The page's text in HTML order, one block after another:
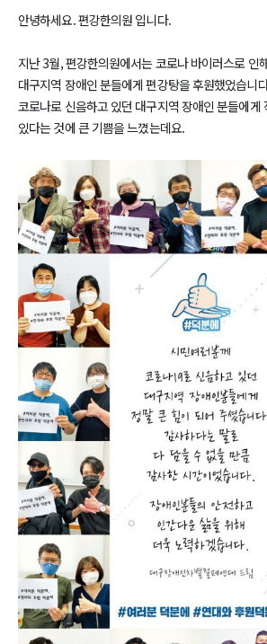
안녕하세요. 편강한의원 입니다.
지난 3월, 편강한의원에서는 코로나 바이러스로 인
대구지역 장애인 분들에게 편강탕을 후원했었습니
코로나로 신음하고 있던 대구지역 장애인 분들에게
있다는 것에 큰 기쁨을 느꼈는데요.